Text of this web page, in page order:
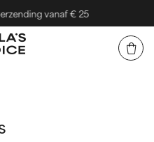
vanaf € 25